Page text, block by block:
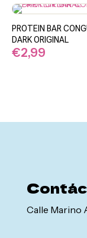
PROTEIN BAR
DARK ORIGINAL
€2,99
Calle Marino